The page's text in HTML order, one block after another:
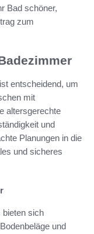
Bad schöner,
zum
entscheidend, um
mit
altersgerechte
und
Planungen in die
und sicheres
bieten sich
und